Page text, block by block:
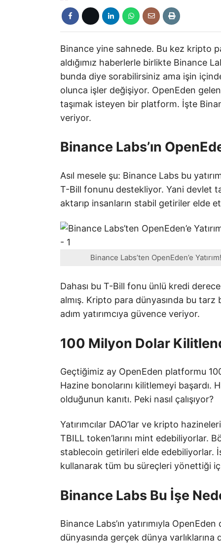
Binance yine sahnede. Bu kez kripto
aldığımız haberlerle birlikte Binance
bunda diye sorabilirsiniz ama işin içinde
olunca işler değişiyor. OpenEden
taşımak isteyen bir platform. İşte
veriyor.
Binance Labs’ın
Asıl mesele şu: Binance Labs bu
T-Bill fonunu destekliyor. Yani devlet
aktarıp insanların stabil getiriler elde
Binance Labs’ten OpenEden’e
Dahası bu T-Bill fonu ünlü kredi
almış. Kripto para dünyasında bu
adım yatırımcıya güvence veriyor.
100 Milyon Dolar
Geçtiğimiz ay OpenEden platformu
Hazine bonolarını kilitlemeyi başardı.
olduğunun kanıtı. Peki nasıl çalışıyor?
Yatırımcılar DAO’lar ve kripto
TBILL token’larını mint edebiliyorlar.
stablecoin getirileri elde edebiliyorlar.
kullanarak tüm bu süreçleri yönettiği
Binance Labs Bu İşe
Binance Labs’ın yatırımıyla
dünyasında gerçek dünya